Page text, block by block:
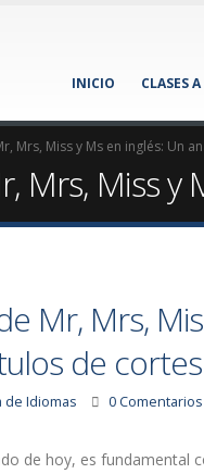
INICIO CLASES
Mrs, Miss y Ms en inglés: Un
Mrs, Miss y
Mr, Mrs,
de
de Idiomas 0 Comentarios
de hoy, es fundamental